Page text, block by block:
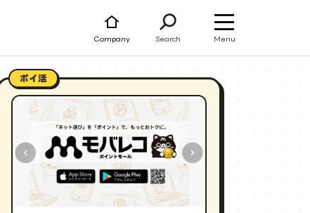
Company Search Menu
ポイ活